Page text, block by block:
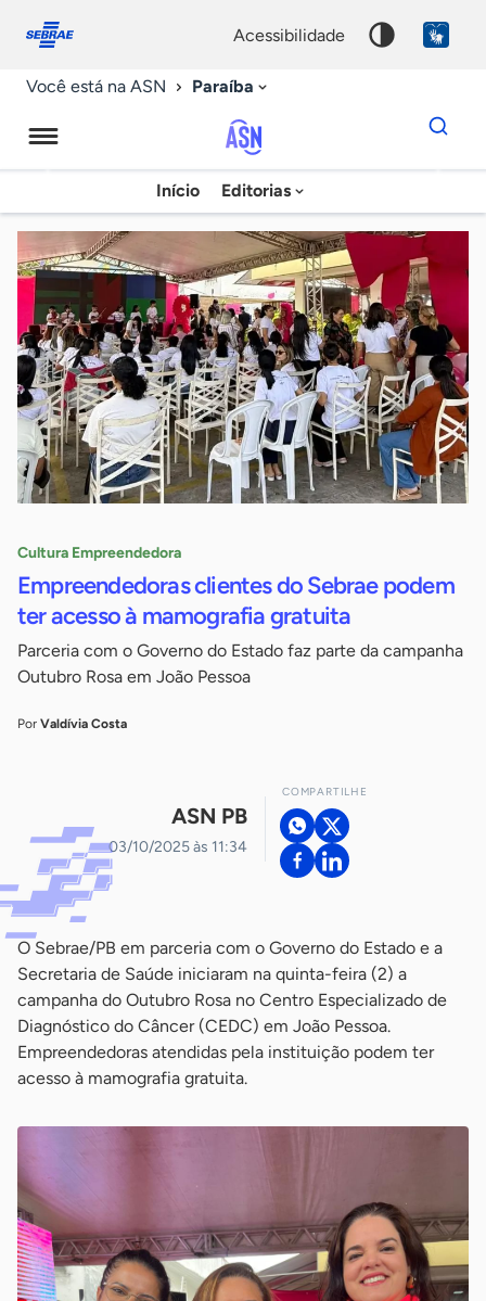
conosco
acessibilidade
Você está na ASN Paraíba
Agência
Sebrae
de
Notícias
Início Editorias
Dados
para
chave
Cultura Empreendedora
Empreendedoras clientes do Sebrae podem
ter acesso à mamografia gratuita
Parceria com o Governo do Estado faz parte da campanha
Outubro Rosa em João Pessoa
Por Valdívia Costa
ASN PB
03/10/2025 às 11:34
COMPARTILHE
O Sebrae/PB em parceria com o Governo do Estado e a
Secretaria de Saúde iniciaram na quinta-feira (2) a
campanha do Outubro Rosa no Centro Especializado de
Diagnóstico do Câncer (CEDC) em João Pessoa.
Empreendedoras atendidas pela instituição podem ter
acesso à mamografia gratuita.